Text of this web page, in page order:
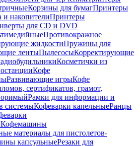
Корзины для бумагПринтеры
и накопителиПринтеры
для CD и DVD
Противокражное
жидкостиПружины для
лентыПылесосыКорректирующие
Косметички из
Кофе
Развивающие игрыКофе
сертификатов, грамот,
Рамки для информации и
системыКофеварки капельныеРанцы
Кофемашины
материалы для пистолетов-
капсульныеРезаки для